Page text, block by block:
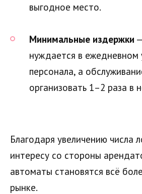
выгодное место.
Минимальные издержки
нуждается в ежедневном
персонала, а
организовать 1–2 раза в
Благодаря увеличению числа
интересу со стороны
автоматы становятся всё
рынке.